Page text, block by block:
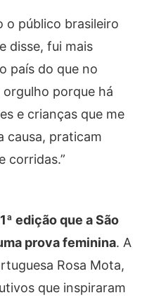
o público brasileiro
disse, fui mais
país do que no
porque há
e crianças que me
causa, praticam
corridas.”
edição que a São
prova feminina. A
Rosa Mota,
que inspiraram